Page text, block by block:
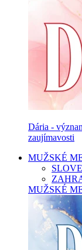
Dária -
zaujímavosti
MUŽSKÉ
MUŽSKÉ